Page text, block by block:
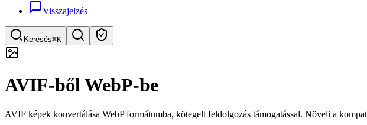
Visszajelzés
Keresés⌘K
Gyors eszközkeresés
AVIF-ből WebP-be
AVIF képek konvertálása WebP formátumba, kötegelt feldolgozás támogatással. Növeli a